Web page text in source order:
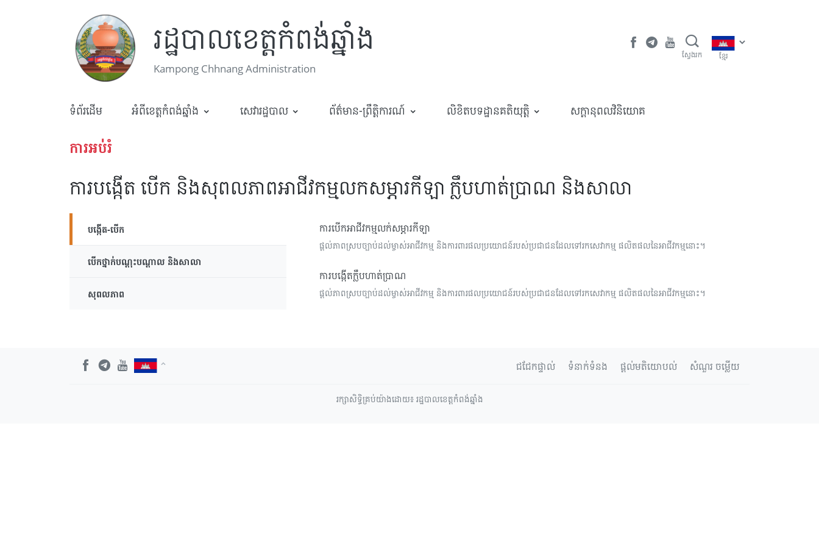
រដ្ឋបាលខេត្តកំពង់ឆ្នាំង
Kampong Chhnang Administration
ស្វែងរក ខ្មែរ
ទំព័រដើម អំពីខេត្តកំពង់ឆ្នាំង សេវារដ្ឋបាល ព័ត៌មាន-ព្រឹត្តិការណ៍ លិខិតបទដ្ឋានគតិយុត្តិ ​សក្តានុពលវិនិយោគ
ការអប់រំ
ការបង្កើត បើក និងសុពលភាពអាជីវកម្មលកសម្ភារកីឡា ក្លឹបហាត់ប្រាណ និងសាលា
បង្កើត-បើក
បើកថ្នាក់បណ្តុះបណ្តាល និងសាលា
សុពលភាព
ការបើកអាជីវកម្មលក់សម្ភារកីឡា
ផ្តល់ភាពស្របច្បាប់ដល់ម្ចាស់អាជីវកម្ម និងការពារផលប្រយោជន៍របស់ប្រជាជនដែលទៅរកសេវាកម្ម ផលិតផលនៃអាជីវកម្មនោះ។
ការបង្កើតក្លឹបហាត់ប្រាណ
ផ្តល់ភាពស្របច្បាប់ដល់ម្ចាស់អាជីវកម្ម និងការពារផលប្រយោជន៍របស់ប្រជាជនដែលទៅរកសេវាកម្ម ផលិតផលនៃអាជីវកម្មនោះ។
ជជែកផ្ទាល់ ទំនាក់ទំនង ផ្តល់មតិយោបល់ សំណួរ ចម្លើយ
រក្សាសិទ្ធិគ្រប់យ៉ាងដោយ៖ រដ្ឋបាលខេត្តកំពង់ឆ្នាំង